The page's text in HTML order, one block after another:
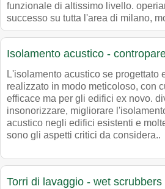
funzionale di altissimo livello.
successo su tutta l'area di milano,
Isolamento acustico -
L'isolamento acustico se progettato
realizzato in modo meticoloso, con
efficace ma per gli edifici ex novo.
insonorizzare, migliorare
acustico negli edifici esistenti e
sono gli aspetti critici da considera..
Torri di lavaggio - wet scrubbers